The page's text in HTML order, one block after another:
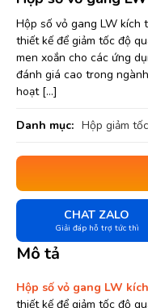
Hộp số vỏ gang LW kích
thiết kế để giảm tốc độ
men xoắn cho các ứng
đánh giá cao trong
hoạt […]
Danh mục: Hộp giảm tốc
CHAT ZALO
Giải đáp hỗ trợ tức thì
Mô tả
Hộp số vỏ gang LW
thiết kế để giảm tốc độ